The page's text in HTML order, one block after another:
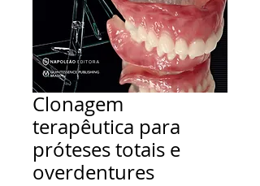
Clonagem
terapêutica para
próteses totais e
overdentures